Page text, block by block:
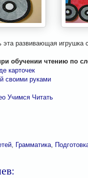
развивающая игрушка
обучении чтению по
карточек
своими руками
Учимся Читать
Грамматика